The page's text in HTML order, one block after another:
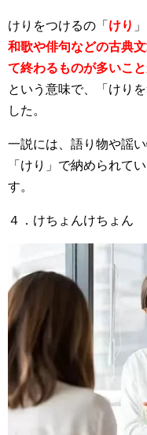
けりをつけるの「 けり
和歌や俳句などの古典
て終わるものが多いこ
という意味で、「けり
した。
一説には、語り物や謡
「けり」で納められて
す。
４．けちょんけちょん